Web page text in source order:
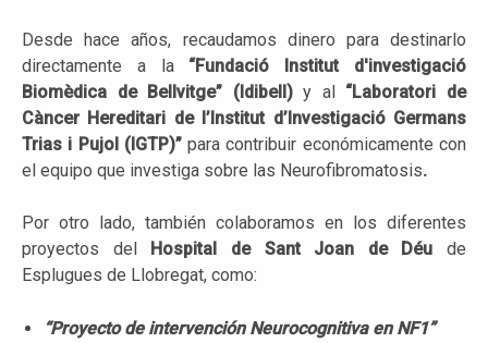
Desde hace años, recaudamos dinero para destinarlo
directamente a la “Fundació Institut d'investigació
Biomèdica de Bellvitge” (Idibell)y al “Laboratori de
Càncer Hereditari de l’Institut d’Investigació Germans
Trias i Pujol (IGTP)”para contribuir económicamente con
el equipo que investiga sobre las Neurofibromatosis.
Por otro lado, también colaboramos en los diferentes
proyectos del
Hospital de Sant Joan de Déu de
Esplugues de Llobregat, como:
“Proyecto de intervención Neurocognitiva en NF1”